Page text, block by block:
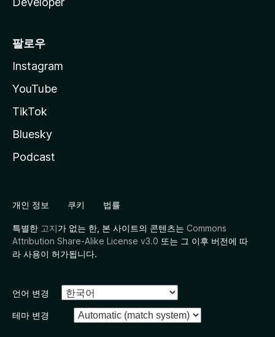
팔로우
Instagram
YouTube
TikTok
Bluesky
Podcast
개인 정보 쿠키 법률
특별한 고지가 없는 한, 본 사이트의 콘텐츠는 Commons
Attribution Share-Alike License v3.0 또는 그 이후 버전에 따
라 사용이 허가됩니다.
언어 변경
테마 변경